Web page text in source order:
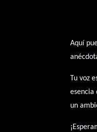
Aquí
Tu voz
esencia
un